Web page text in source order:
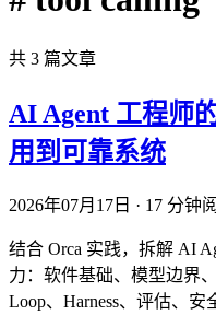
共 3 篇文章
AI Agent 工程师
用到可靠系统
2026年07月17日 · 17 分钟
结合 Orca 实践，拆解 AI
力：软件基础、模型边界
Loop、Harness、评估、